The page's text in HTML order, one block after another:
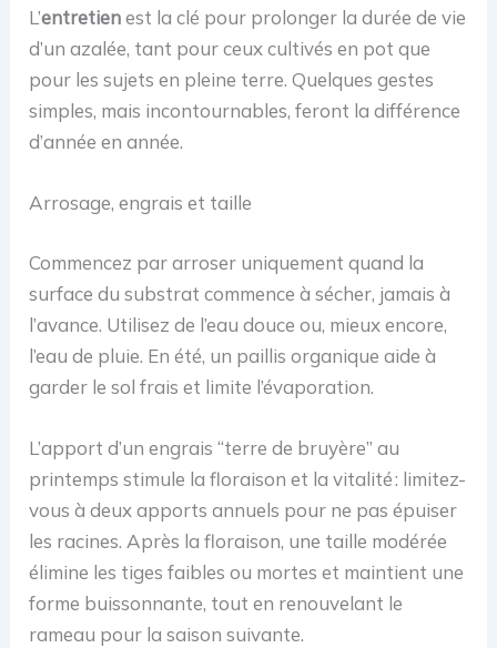
L’entretienest la clé pour prolonger la durée de vie
d’un azalée, tant pour ceux cultivés en pot que
pour les sujets en pleine terre. Quelques gestes
simples, mais incontournables, feront la différence
d’année en année.
Arrosage, engrais et taille
Commencez par arroser uniquement quand la
surface du substrat commence à sécher, jamais à
l’avance. Utilisez de l’eau douce ou, mieux encore,
l’eau de pluie. En été, un paillis organique aide à
garder le sol frais et limite l’évaporation.
L’apport d’un engrais “terre de bruyère” au
printemps stimule la floraison et la vitalité : limitez-
vous à deux apports annuels pour ne pas épuiser
les racines. Après la floraison, une taille modérée
élimine les tiges faibles ou mortes et maintient une
forme buissonnante, tout en renouvelant le
rameau pour la saison suivante.